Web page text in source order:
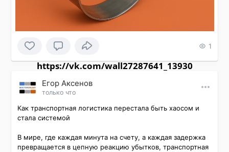
1
https://vk.com/wall27287641_13930
Εгор Αксенов
только что
Как транспортная логистика перестала быть хаосом и
стала системой
В мире, где каждая минута на счету, а каждая задержка
превращается в цепную реакцию убытков, транспортная